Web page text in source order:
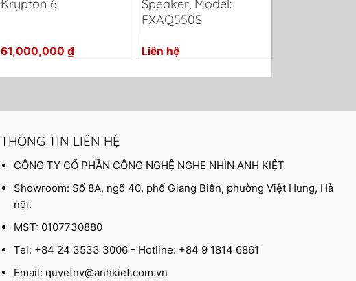
Krypton 6
61,000,000 ₫
Speaker, Model:
FXAQ550S
Liên hệ
THÔNG TIN LIÊN HỆ
CÔNG TY CỔ PHẦN CÔNG NGHỆ NGHE NHÌN ANH KIỆT
Showroom: Số 8A, ngõ 40, phố Giang Biên, phường Việt Hưng, Hà
nội.
MST: 0107730880
Tel: +84 24 3533 3006 - Hotline: +84 9 1814 6861
Email:quyetnv@anhkiet.com.vn